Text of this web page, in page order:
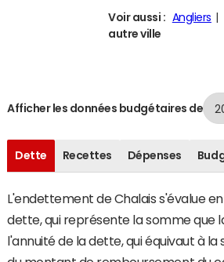
Voir aussi : Angliers
autre ville
Afficher les données budgétaires de
Dette Recettes Dépenses
L'endettement de Chalais s'évalue
dette, qui représente la somme que
l'annuité de la dette, qui équivaut à